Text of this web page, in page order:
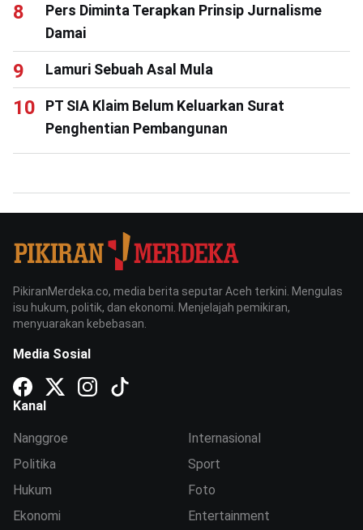
Pers Diminta Terapkan Prinsip Jurnalisme
Damai
Lamuri Sebuah Asal Mula
PT SIA Klaim Belum Keluarkan Surat
Penghentian Pembangunan
PikiranMerdeka.co, media berita seputar Aceh terkini. Mengulas
isu hukum, politik, dan ekonomi. Menjelajah pemikiran,
menyuarakan kebebasan.
Media Sosial
Kanal
Nanggroe
Politika
Hukum
Ekonomi
Internasional
Sport
Foto
Entertainment